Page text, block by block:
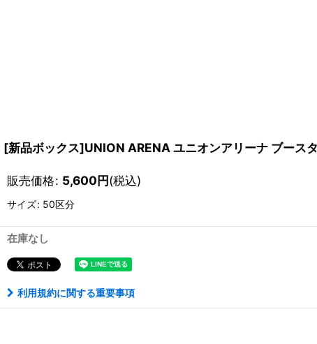
[新品ボックス]UNION ARENA ユニオンアリーナ ブー
販売価格: 5,600円(税込)
サイズ: 50区分
在庫なし
利用規約に関する重要事項